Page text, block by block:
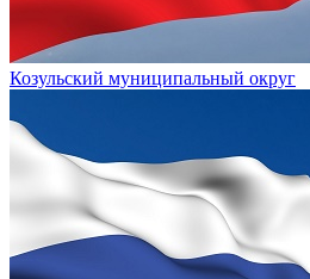
Козульский муниципальный округ